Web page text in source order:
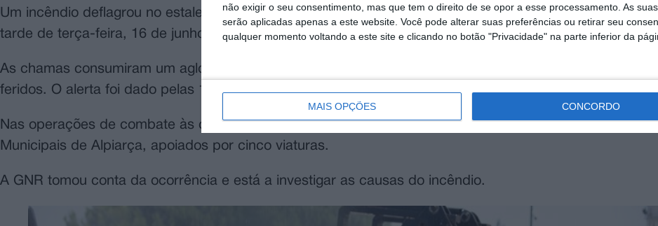
não exigir o seu consentimento, mas que tem o direito de se opor a esse processamento. As
serão aplicadas apenas a este website. Você pode alterar suas preferências ou retirar seu
qualquer momento voltando a este site e clicando no botão "Privacidade" na parte inferior da
MAIS OPÇÕES CONCORDO
Um incêndio deflagrou no estaleiro da Câmara Municipal de Alpiarça, na Zona Industrial da vila, ao
tarde de terça-feira, 16 de junho.
As chamas consumiram um aglomerado de detritos não confinados, não tendo causado danos
feridos. O alerta foi dado pelas 13h00.
Nas operações de combate às chamas e de rescaldo estiveram envolvidos 11 operacionais dos
Municipais de Alpiarça, apoiados por cinco viaturas.
A GNR tomou conta da ocorrência e está a investigar as causas do incêndio.